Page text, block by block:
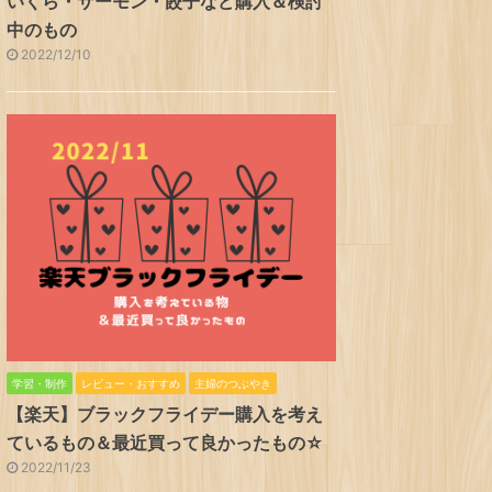
中のもの
2022/12/10
学習・制作 レビュー・おすすめ 主婦のつぶやき
【楽天】ブラックフライデー購入を考え
ているもの＆最近買って良かったもの☆
2022/11/23